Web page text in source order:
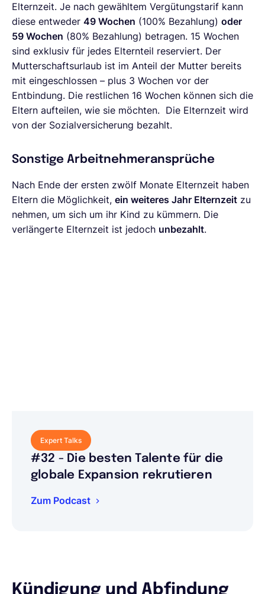
Elternzeit. Je nach gewähltem Vergütungstarif kann
diese entweder 49 Wochen (100% Bezahlung) oder
59 Wochen (80% Bezahlung) betragen. 15 Wochen
sind exklusiv für jedes Elternteil reserviert. Der
Mutterschaftsurlaub ist im Anteil der Mutter bereits
mit eingeschlossen – plus 3 Wochen vor der
Entbindung. Die restlichen 16 Wochen können sich die
Eltern aufteilen, wie sie möchten. Die Elternzeit wird
von der Sozialversicherung bezahlt.
Sonstige Arbeitnehmeransprüche
Nach Ende der ersten zwölf Monate Elternzeit haben
Eltern die Möglichkeit, ein weiteres Jahr Elternzeit zu
nehmen, um sich um ihr Kind zu kümmern. Die
verlängerte Elternzeit ist jedoch unbezahlt.
Expert Talks
#32 - Die besten Talente für die
globale Expansion rekrutieren
Zum Podcast
Kündigung und Abfindung